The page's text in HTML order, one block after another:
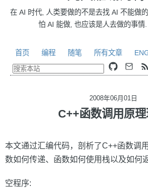
在 AI 时代, 人类要做的不是去找 AI 不能做
怕 AI 能做, 也应该是人去做的事情
首页 编程 随笔 所有文章
2008年06月01日
C++函数调用原
本文通过汇编代码，剖析了C++函数调
数如何传递、函数如何使用栈以及如何
空程序: